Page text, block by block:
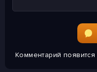
Комментарий появится